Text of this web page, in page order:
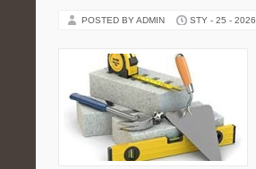
POSTED BY ADMIN STY - 25 - 2026